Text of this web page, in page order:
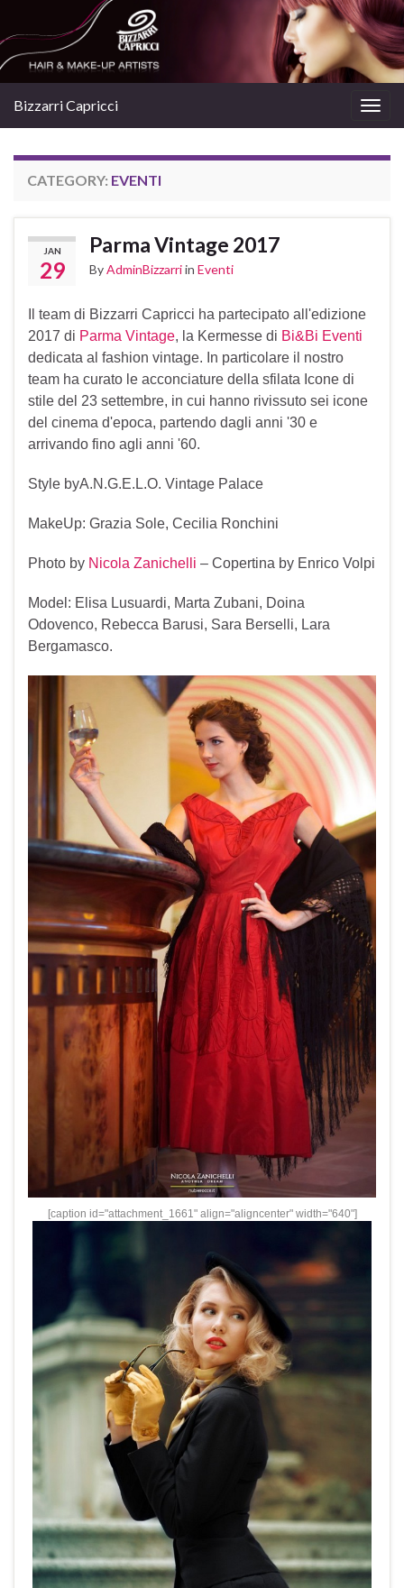
Bizzarri Capricci
CATEGORY: EVENTI
JAN
29
Parma Vintage 2017
ByAdminBizzarriin Eventi
Il team di Bizzarri Capricci ha partecipato all'edizione
2017 di Parma Vintage, la Kermesse di Bi&Bi Eventi
dedicata al fashion vintage. In particolare il nostro
team ha curato le acconciature della sfilata Icone di
stile del 23 settembre, in cui hanno rivissuto sei icone
del cinema d'epoca, partendo dagli anni '30 e
arrivando fino agli anni '60.
Style byA.N.G.E.L.O. Vintage Palace
MakeUp: Grazia Sole, Cecilia Ronchini
Photo by Nicola Zanichelli – Copertina by Enrico Volpi
Model: Elisa Lusuardi, Marta Zubani, Doina
Odovenco, Rebecca Barusi, Sara Berselli, Lara
Bergamasco.
[caption id="attachment_1661" align="aligncenter" width="640"]